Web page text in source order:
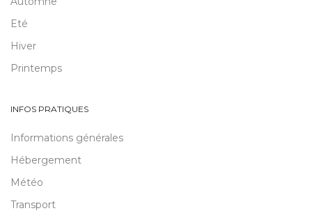
Eté
Hiver
Printemps
INFOS PRATIQUES
Informations générales
Hébergement
Météo
Transport